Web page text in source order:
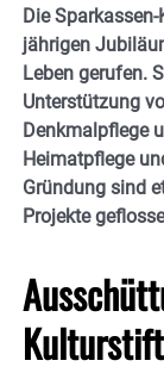
Die
jährigen
Leben gerufen.
Unterstützung
Denkmalpflege
Heimatpflege
Gründung sind
Projekte